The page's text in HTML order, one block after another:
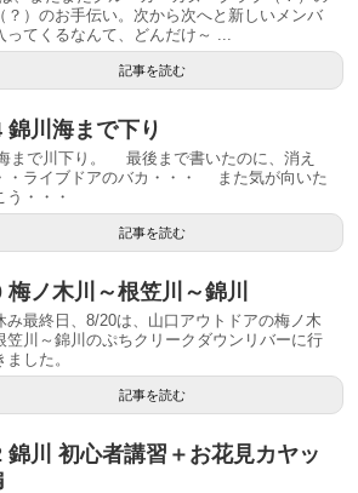
？）のお手伝い。次から次へと新しいメンバ
ってくるなんて、どんだけ～ ...
記事を読む
錦川海まで下り
まで川下り。 最後まで書いたのに、消え
・ライブドアのバカ・・・ また気が向いた
う・・・
記事を読む
梅ノ木川～根笠川～錦川
最終日、8/20は、山口アウトドアの梅ノ木
笠川～錦川のぷちクリークダウンリバーに行
ました。
記事を読む
錦川 初心者講習＋お花見カヤッ